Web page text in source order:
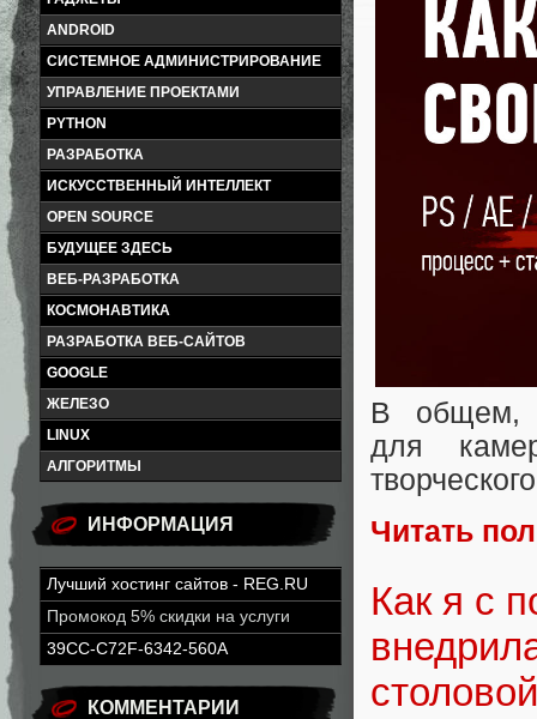
ANDROID
СИСТЕМНОЕ АДМИНИСТРИРОВАНИЕ
УПРАВЛЕНИЕ ПРОЕКТАМИ
PYTHON
РАЗРАБОТКА
ИСКУССТВЕННЫЙ ИНТЕЛЛЕКТ
OPEN SOURCE
БУДУЩЕЕ ЗДЕСЬ
ВЕБ-РАЗРАБОТКА
КОСМОНАВТИКА
РАЗРАБОТКА ВЕБ-САЙТОВ
GOOGLE
ЖЕЛЕЗО
LINUX
АЛГОРИТМЫ
ИНФОРМАЦИЯ
Лучший хостинг сайтов - REG.RU
Промокод 5% скидки на услуги
39CC-C72F-6342-560A
КОММЕНТАРИИ
В общем,
для
Читать
Как я с
столовой